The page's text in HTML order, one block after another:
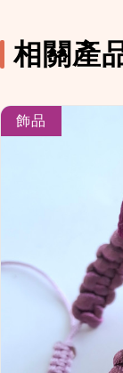
相關產
飾品